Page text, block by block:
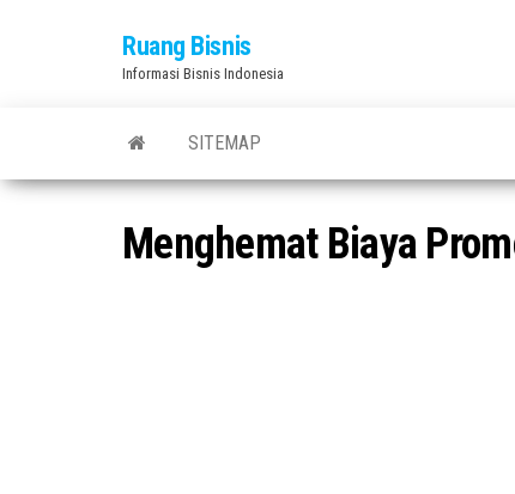
Ruang Bisnis
Informasi Bisnis Indonesia
SITEMAP
Menghemat Biaya